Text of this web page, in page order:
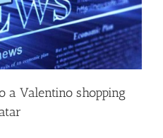
a Valentino shopping